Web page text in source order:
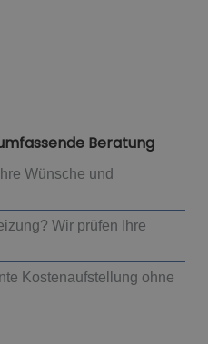
Beratung
Wünsche und
Wir prüfen Ihre
Kostenaufstellung ohne